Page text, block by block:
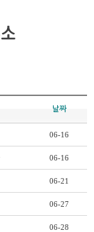
날짜
06-16
06-16
06-21
06-27
06-28